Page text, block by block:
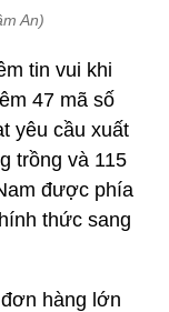
An)
tin vui khi
47 mã số
yêu cầu xuất
trồng và 115
được phía
thức sang
hàng lớn